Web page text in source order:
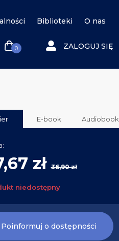
Biblioteki O nas
0 ZALOGUJ SIĘ
E-book Audiobook
zł36,90 zł
niedostępny
Poinformuj o dostępności